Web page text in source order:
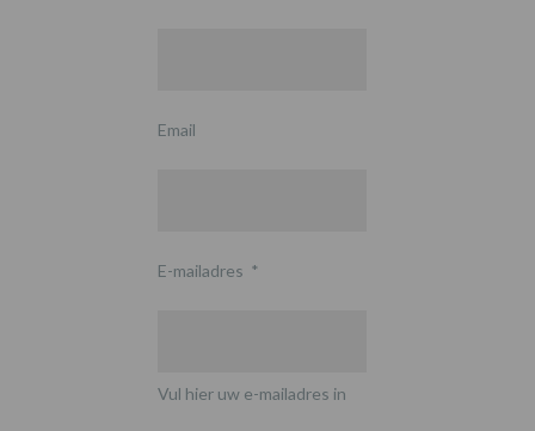
Email
E-mailadres *
Vul hier uw e-mailadres in